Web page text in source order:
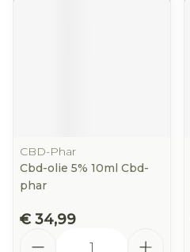
CBD-Phar
Cbd-olie 5% 10ml Cbd-
phar
€ 34,99